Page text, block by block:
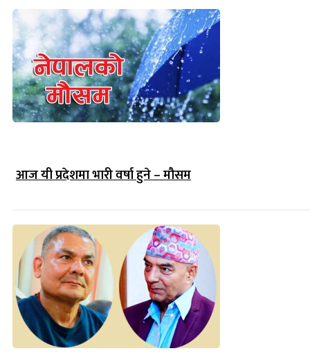
आज यी प्रदेशमा भारी वर्षा हुने – मौसम